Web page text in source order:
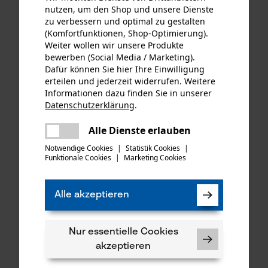
CHF 15.74 * CHF 123.39 *
KOX Forest-Star
Führungsschiene 3/8", 1.6
KOX Sägeketten Vollmeißel
325", 1.5 mm, 56 Tgl.
CHF 13.99 *
nutzen, um den Shop und unsere Dienste
zu verbessern und optimal zu gestalten
(Komfortfunktionen, Shop-Optimierung).
Weiter wollen wir unsere Produkte
bewerben (Social Media / Marketing).
Dafür können Sie hier Ihre Einwilligung
erteilen und jederzeit widerrufen. Weitere
Informationen dazu finden Sie in unserer
Datenschutzerklärung.
Alle Dienste erlauben
Notwendige Cookies | Statistik Cookies |
Funktionale Cookies | Marketing Cookies
Alle akzeptieren
Nur essentielle Cookies
akzeptieren
Es ist ein Fehler aufgetreten. Bitte
versuchen Sie es erneut.
mail